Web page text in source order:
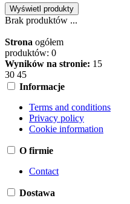
Brak produktów ...
Strona ogółem
produktów: 0
Wyników na stronie: 15
30 45
Informacje
Terms and conditions
Privacy policy
Cookie information
O firmie
Contact
Dostawa